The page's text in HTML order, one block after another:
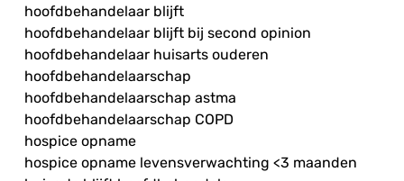
hoofdbehandelaar blijft
hoofdbehandelaar blijft bij second opinion
hoofdbehandelaar huisarts ouderen
hoofdbehandelaarschap
hoofdbehandelaarschap astma
hoofdbehandelaarschap COPD
hospice opname
hospice opname levensverwachting <3 maanden